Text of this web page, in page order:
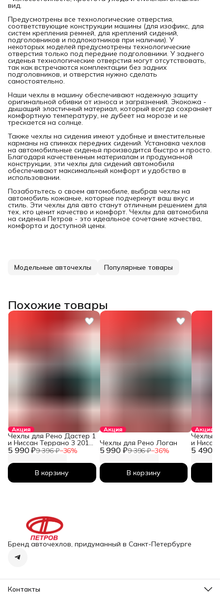
вид.
Предусмотрены все технологические отверстия,
соответствующие конструкции машины (для изофикс, для
систем крепления ремней, для креплений сидений,
подголовников и подлокотников при наличии). У
некоторых моделей предусмотрены технологические
отверстия только под передние подголовники. У заднего
сиденья технологические отверстия могут отсутствовать,
так как встречаются комплектации без задних
подголовников, и отверстия нужно сделать
самостоятельно.
Наши чехлы в машину обеспечивают надежную защиту
оригинальной обивки от износа и загрязнений. Экокожа -
дышащий эластичный материал, который всегда сохраняет
комфортную температуру, не дубеет на морозе и не
трескается на солнце.
Также чехлы на сидения имеют удобные и вместительные
карманы на спинках передних сидений. Установка чехлов
на автомобильные сиденья производится быстро и просто.
Благодаря качественным материалам и продуманной
конструкции, эти чехлы для сидений автомобиля
обеспечивают максимальный комфорт и удобство в
использовании.
Позаботьтесь о своем автомобиле, выбрав чехлы на
автомобиль кожаные, которые подчеркнут ваш вкус и
стиль. Эти чехлы для авто станут отличным решением для
тех, кто ценит качество и комфорт. Чехлы для автомобиля
на сиденья Петров - это идеальное сочетание качества,
комфорта и доступной цены.
Модельные авточехлы Популярные товары
Похожие товары
Акция
5 990 ₽9 396 ₽−36%
Чехлы для Рено Дастер 1
и Ниссан Террано 3 2010-
2026
В корзину
Акция
5 990 ₽9 396 ₽−36%
Чехлы для Рено Логан
В корзину
Акция
5 490 ₽
Чехлы
и
2026
Бренд авточехлов, придуманный в Санкт-Петербурге
Контакты